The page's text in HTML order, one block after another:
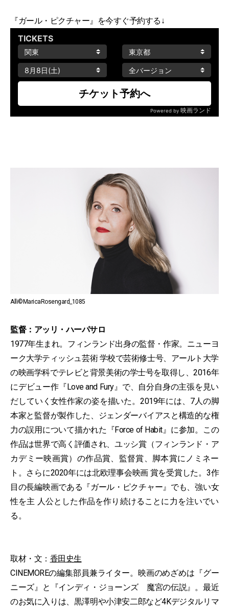
『ガール・ピクチャー』を今すぐ予約する↓
Alli©MaricaRosengard_1085
監督：アッリ・ハーパサロ
1977年生まれ。フィンランド出身の監督・作家。ニューヨ
ーク大学ティッシュ芸術 学校で芸術修士号、アールト大学
の映画学科でテレビと背景美術の学士号を取得し、2016年
にデビュー作『Love and Fury』で、自分自身の主張を見い
だしていく女性作家の姿を描いた。2019年には、7人の脚
本家と監督が製作した、ジェンダーバイアスと構造的な権
力の誤用について描かれた『Force of Habit』に参加。この
作品は世界で高く評価され、ユッシ賞（フィンランド・ア
カデミー映画賞）の作品賞、監督賞、脚本賞にノミネー
ト。さらに2020年には北欧理事会映画 賞を受賞した。3作
目の長編映画である『ガール・ピクチャー』でも、強い女
性を主 人公とした作品を作り続けることに力を注いでい
る。
取材・文： 香田史生
CINEMOREの編集部員兼ライター。映画のめざめは『グー
ニーズ』と『インディ・ジョーンズ 魔宮の伝説』。最近
のお気に入りは、黒澤明や小津安二郎など4Kデジタルリマ